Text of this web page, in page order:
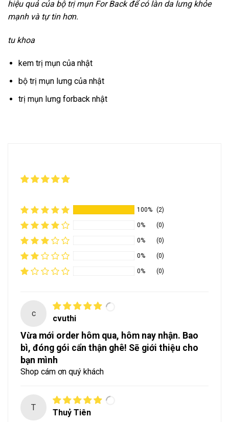
hiệu quả của bộ trị mụn For Back để có làn da lưng khỏe
mạnh và tự tin hơn.
tu khoa
kem trị mụn của nhật
bộ trị mụn lưng của nhật
trị mụn lưng forback nhật
100% (2)
0% (0)
0% (0)
0% (0)
0% (0)
c
cvuthi
Vừa mới order hôm qua, hôm nay nhận. Bao
bì, đóng gói cẩn thận ghê! Sẽ giới thiệu cho
bạn mình
Shop cám ơn quý khách
T
Thuỷ Tiên